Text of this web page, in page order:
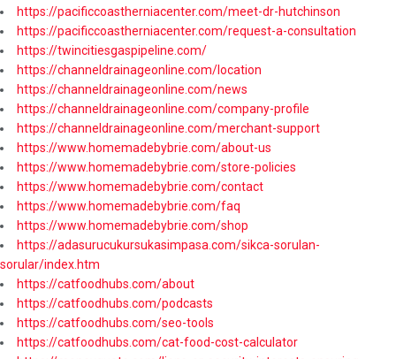
https://pacificcoastherniacenter.com/meet-dr-hutchinson
https://pacificcoastherniacenter.com/request-a-consultation
https://twincitiesgaspipeline.com/
https://channeldrainageonline.com/location
https://channeldrainageonline.com/news
https://channeldrainageonline.com/company-profile
https://channeldrainageonline.com/merchant-support
https://www.homemadebybrie.com/about-us
https://www.homemadebybrie.com/store-policies
https://www.homemadebybrie.com/contact
https://www.homemadebybrie.com/faq
https://www.homemadebybrie.com/shop
https://adasurucukursukasimpasa.com/sikca-sorulan-
sorular/index.htm
https://catfoodhubs.com/about
https://catfoodhubs.com/podcasts
https://catfoodhubs.com/seo-tools
https://catfoodhubs.com/cat-food-cost-calculator